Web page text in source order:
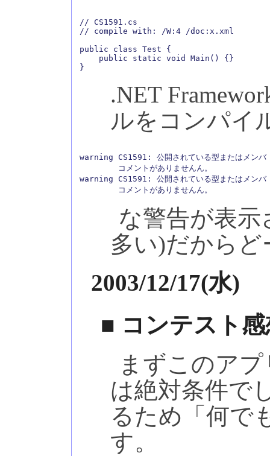
// CS1591.cs
// compile with: /W:4 /doc:x.xml
public class Test {
    public static void Main() {}
.NET
ルをコンパイ
warning CS1591: 公開されている型またはメン
        コメントがありませんん。
warning CS1591: 公開されている型またはメ
な警告が表
多い)だから
2003/12/17(水)
■ コンテスト感
まずこのア
は絶対条件で
るため「何で
す。